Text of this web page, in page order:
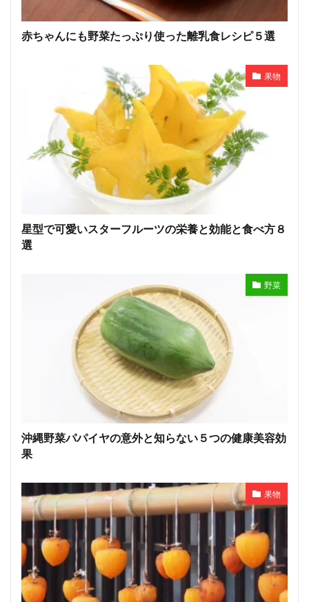
赤ちゃんにも野菜たっぷり使った離乳食レシピ５選
果物
星型で可愛いスターフルーツの栄養と効能と食べ方８
選
野菜
沖縄野菜パパイヤの意外と知らない５つの健康美容効
果
果物